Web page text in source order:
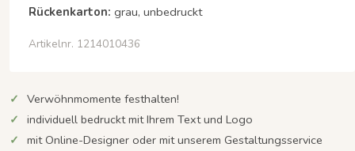
Rückenkarton: grau, unbedruckt
Artikelnr. 1214010436
Verwöhnmomente festhalten!
individuell bedruckt mit Ihrem Text und Logo
mit Online-Designer oder mit unserem Gestaltungsservice